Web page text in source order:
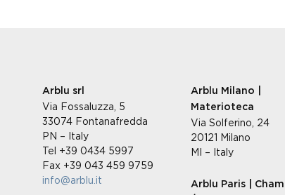
Arblu srl
Via Fossaluzza, 5
33074 Fontanafredda
PN – Italy
Tel +39 0434 5997
Fax +39 043 459 9759
info@arblu.it
Arblu Milano |
Materioteca
Via Solferino, 24
20121 Milano
MI – Italy
Arblu Paris |